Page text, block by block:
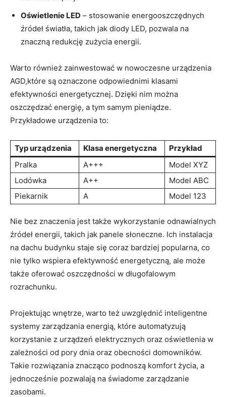
Oświetlenie LED – stosowanie energooszczędnych
źródeł światła, takich jak diody LED, pozwala‍ na
znaczną redukcję zużycia energii.
Warto również ⁣zainwestować w⁤ nowoczesne urządzenia
AGD,które są oznaczone odpowiednimi‍ klasami
efektywności energetycznej. Dzięki nim można
⁢oszczędzać energię, a tym ⁤samym pieniądze.
Przykładowe urządzenia to:
Typ urządzenia Klasa energetyczna
Przykład
Pralka
A+++
Model​ XYZ
Lodówka
A++
Model ABC
Piekarnik
A Model 123
Nie bez znaczenia jest także wykorzystanie odnawialnych
źródeł energii, takich jak panele słoneczne. Ich ⁢instalacja
na dachu budynku staje się coraz bardziej‌ popularna, co
nie tylko wspiera⁣ efektywność energetyczną, ale może
także oferować oszczędności w długofalowym
rozrachunku.
Projektując wnętrze, warto też uwzględnić inteligentne
systemy zarządzania energią, które automatyzują
korzystanie z urządzeń elektrycznych oraz oświetlenia w
zależności od pory dnia⁢ oraz obecności domowników.
Takie rozwiązania ⁤znacząco podnoszą​ komfort życia, a ​
jednocześnie pozwalają na świadome zarządzanie
zasobami.